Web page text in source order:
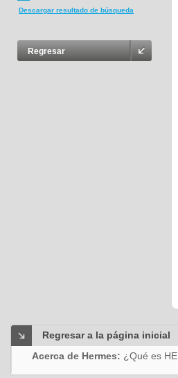
Descargar resultado de búsqueda
Regresar
Regresar a la página inicial
Acerca de Hermes: ¿Qué es